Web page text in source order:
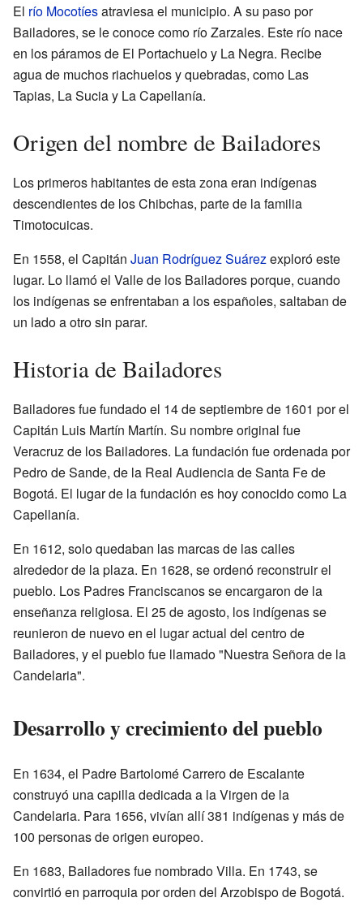
El río Mocotíesatraviesa el municipio. A su paso por
Bailadores, se le conoce como río Zarzales. Este río nace
en los páramos de El Portachuelo y La Negra. Recibe
agua de muchos riachuelos y quebradas, como Las
Tapias, La Sucia y La Capellanía.
Origen del nombre de Bailadores
Los primeros habitantes de esta zona eran indígenas
descendientes de los Chibchas, parte de la familia
Timotocuicas.
En 1558, el Capitán Juan Rodríguez Suárezexploró este
lugar. Lo llamó el Valle de los Bailadores porque, cuando
los indígenas se enfrentaban a los españoles, saltaban de
un lado a otro sin parar.
Historia de Bailadores
Bailadores fue fundado el 14 de septiembre de 1601 por el
Capitán Luis Martín Martín. Su nombre original fue
Veracruz de los Bailadores. La fundación fue ordenada por
Pedro de Sande, de la Real Audiencia de Santa Fe de
Bogotá. El lugar de la fundación es hoy conocido como La
Capellanía.
En 1612, solo quedaban las marcas de las calles
alrededor de la plaza. En 1628, se ordenó reconstruir el
pueblo. Los Padres Franciscanos se encargaron de la
enseñanza religiosa. El 25 de agosto, los indígenas se
reunieron de nuevo en el lugar actual del centro de
Bailadores, y el pueblo fue llamado "Nuestra Señora de la
Candelaria".
Desarrollo y crecimiento del pueblo
En 1634, el Padre Bartolomé Carrero de Escalante
construyó una capilla dedicada a la Virgen de la
Candelaria. Para 1656, vivían allí 381 indígenas y más de
100 personas de origen europeo.
En 1683, Bailadores fue nombrado Villa. En 1743, se
convirtió en parroquia por orden del Arzobispo de Bogotá.